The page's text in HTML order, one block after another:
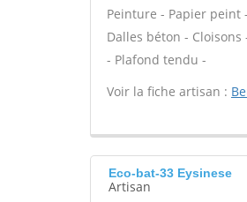
Peinture - Papier peint
Dalles béton -
- Plafond tendu -
Voir la fiche artisan :
Eco-bat-33 Eysinese
Artisan